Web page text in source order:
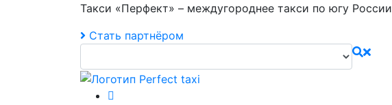
Такси «Перфект» – междугороднее такси по югу России
Стать партнёром